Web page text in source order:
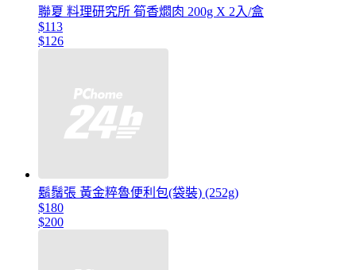
聯夏 料理研究所 筍香燜肉 200g X 2入/盒
$113
$126
鬍鬚張 黃金粹魯便利包(袋裝) (252g)
$180
$200